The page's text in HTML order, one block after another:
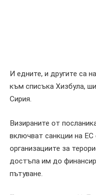
И едните, и другите са
към списъка Хизбула,
Сирия.
Визираните от
включват санкции на
организациите за
достъпа им до
пътуване.